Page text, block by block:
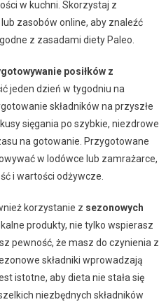
w kuchni. Skorzystaj z
zasobów online, aby znaleźć
z zasadami diety Paleo.
posiłków z
jeden dzień w tygodniu na
składników na przyszłe
sięgania po szybkie, niezdrowe
na gotowanie. Przygotowane
w lodówce lub zamrażarce,
i wartości odżywcze.
korzystanie z sezonowych
produkty, nie tylko wspierasz
pewność, że masz do czynienia z
składniki wprowadzają
istotne, aby dieta nie stała się
niezbędnych składników